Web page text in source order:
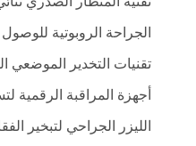
الجراحة الروبوتية
تقنيات التخدير الموضعي
أجهزة المراقبة الرقمية
الليزر الجراحي لتبخير